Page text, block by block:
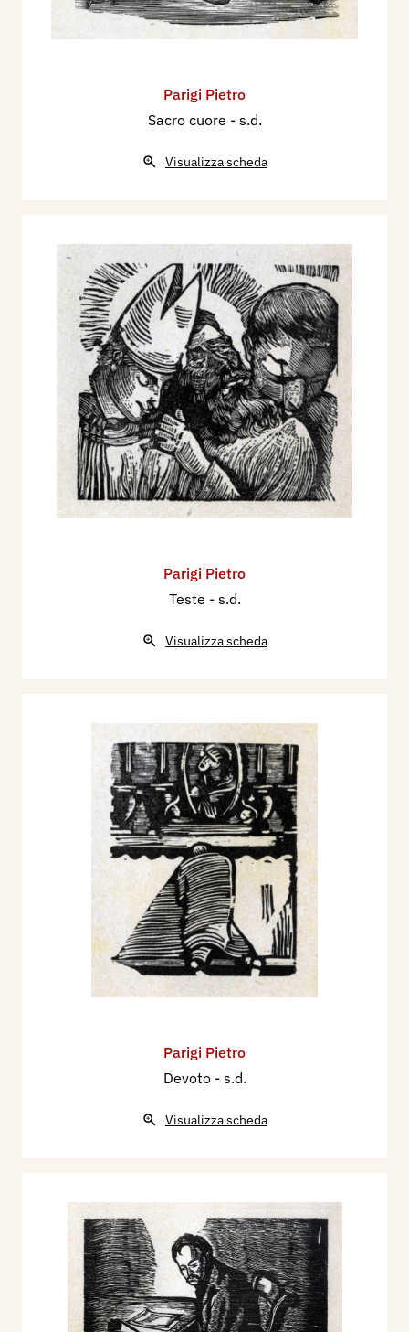
Parigi Pietro
Sacro cuore - s.d.
Visualizza scheda
Parigi Pietro
Teste - s.d.
Visualizza scheda
Parigi Pietro
Devoto - s.d.
Visualizza scheda